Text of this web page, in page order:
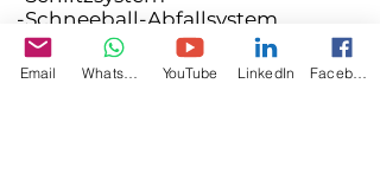
-Schneeball-Abfallsystem
Email YouTube LinkedIn